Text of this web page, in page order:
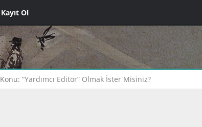
Kayıt Ol
Konu: “Yardımcı Editör” Olmak İster Misiniz?